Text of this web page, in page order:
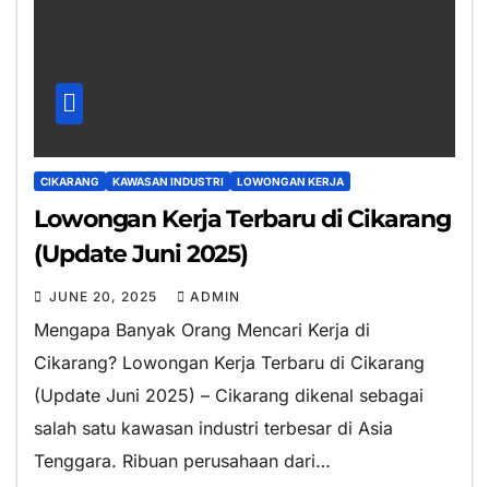
CIKARANG KAWASAN INDUSTRI LOWONGAN KERJA
Lowongan Kerja Terbaru di Cikarang
(Update Juni 2025)
JUNE 20, 2025 ADMIN
Mengapa Banyak Orang Mencari Kerja di
Cikarang? Lowongan Kerja Terbaru di Cikarang
(Update Juni 2025) – Cikarang dikenal sebagai
salah satu kawasan industri terbesar di Asia
Tenggara. Ribuan perusahaan dari…